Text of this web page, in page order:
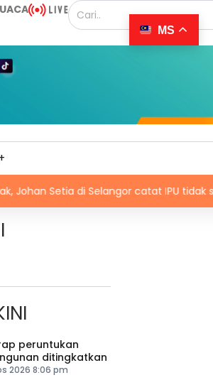
di Selangor catat IPU tidak sihat
peruntukan
ditingkatkan
2026 8:06 pm
MS